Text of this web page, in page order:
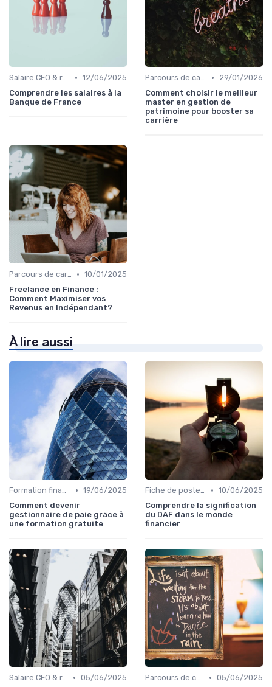
Salaire CFO & rémunération variable • 12/06/2025
Comprendre les salaires à la
Banque de France
Parcours de carrière en finance •
29/01/2026
Comment choisir le meilleur
master en gestion de
patrimoine pour booster sa
carrière
Parcours de carrière en finance • 10/01/2025
Freelance en Finance :
Comment Maximiser vos
Revenus en Indépendant?
À lire aussi
Formation finance & upskilling • 19/06/2025
Comment devenir
gestionnaire de paie grâce à
une formation gratuite
Fiche de poste CFO & directions financières • 10/06/2025
Comprendre la signification
du DAF dans le monde
financier
Salaire CFO & rémunération variable • 05/06/2025
Parcours de carrière en finance • 05/06/2025